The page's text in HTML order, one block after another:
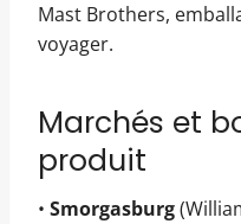
Mast Brothers,
voyager.
Marchés et
produit
• Smorgasburg